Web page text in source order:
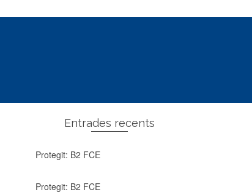
Entrades recents
Protegit: B2 FCE
Protegit: B2 FCE